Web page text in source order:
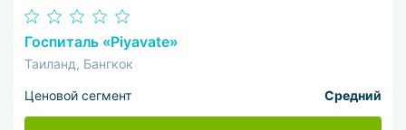
Госпиталь «Piyavate»
Таиланд, Бангкок
Ценовой сегмент Средний